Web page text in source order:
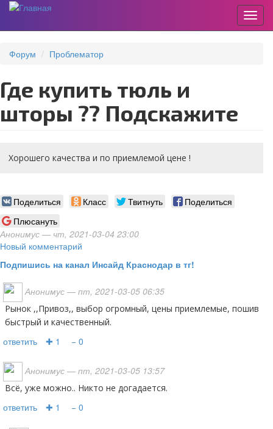
основному
Форум Проблематор
Где купить тюль и
шторы ?? Подскажите
Хорошего качества и по приемлемой цене !
Поделиться Класс Твитнуть
Поделиться
Плюсануть
Анонимус — чт, 2021-03-04 23:00
Новый комментарий
Подпишись на канал Инсайд Краснодар в тг!
Анонимус — пт, 2021-03-05 06:35
Рынок ,,Привоз,, выбор огромный, цены приемлемые, пошив
быстрый и качественный.
ответить ✚ 1 − 0
Анонимус — пт, 2021-03-05 13:57
Всё, уже можно.. Никто не догадается.
ответить ✚ 1 − 0